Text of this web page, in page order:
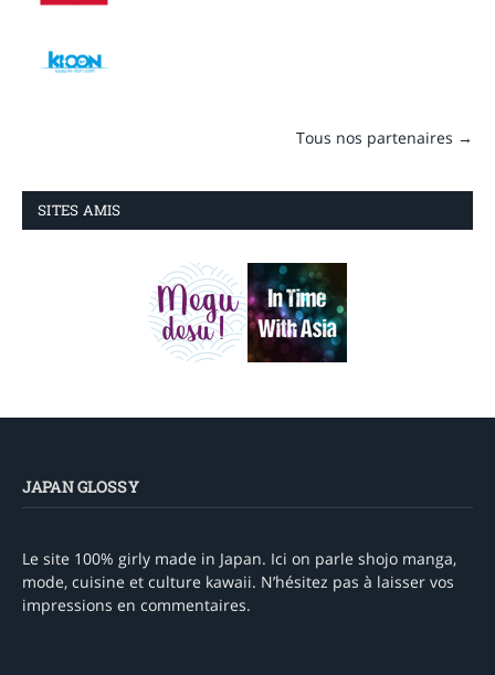
Tous nos partenaires →
SITES AMIS
JAPAN GLOSSY
Le site 100% girly made in Japan. Ici on parle shojo manga,
mode, cuisine et culture kawaii. N’hésitez pas à laisser vos
impressions en commentaires.